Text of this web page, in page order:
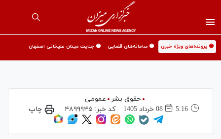
🟡 پرونده‌های ویژه خبری 🟡 سامانه‌های قضایی 🟡 جنایت میدان علیخانی اصفهان
حقوق بشر
عمومی
5:16
08 خرداد 1405 کد خبر: ۴۸۹۹۹۴۵ چاپ